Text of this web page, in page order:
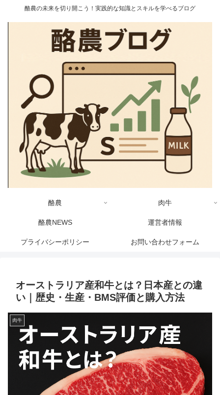
酪農の未来を切り開こう！実践的な知識とスキルを学べるブログ
酪農 肉牛
酪農NEWS 運営者情報
プライバシーポリシー お問い合わせフォーム
オーストラリア産和牛とは？日本産との違
い｜歴史・生産・BMS評価と購入方法
肉牛